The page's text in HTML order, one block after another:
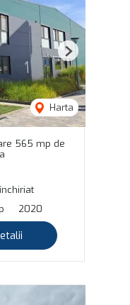
Harta
Next
565 mp de
2020